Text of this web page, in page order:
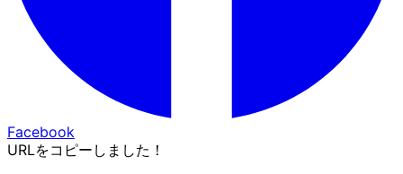
Facebook
URLをコピーしました！